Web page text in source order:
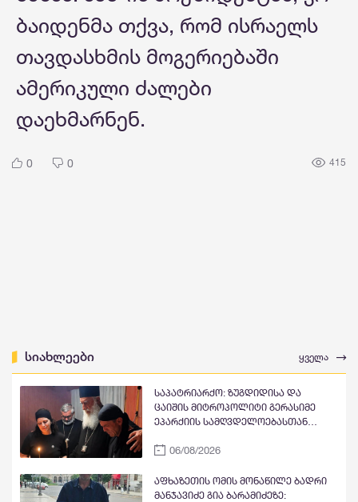
ბაიდენმა თქვა, რომ ისრაელს
თავდასხმის მოგერიებაში
ამერიკული ძალები
დაეხმარნენ.
0 0 415
სიახლეები ყველა
საპატრიარქო: ზუგდიდისა და
ცაიშის მიტროპოლიტი გერასიმე
ეპარქიის სამღვდელოებასთან
იმყოფებოდა, მის ოჯახს
სულის საოხად პანაშვიდი
აღავლინა
06/08/2026
აფხაზეთის ომის მონაწილე ბადრი
მანჯავიძე გია ბარამიძეზე: